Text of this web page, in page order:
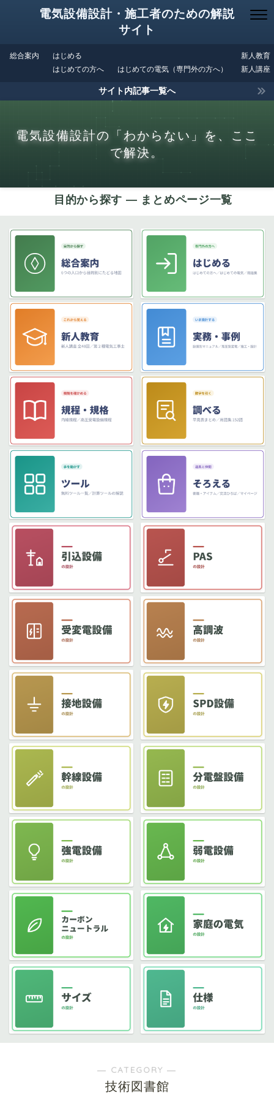
電気設備設計・施工者のための解説
サイト
総合案内
はじめる
はじめての方へ
はじめての電気（専門外の方へ）
新人教育
新人講座
サイト内記事一覧へ
電気設備設計の「わからない」を、ここ
で解決。
― CATEGORY ―
技術図書館